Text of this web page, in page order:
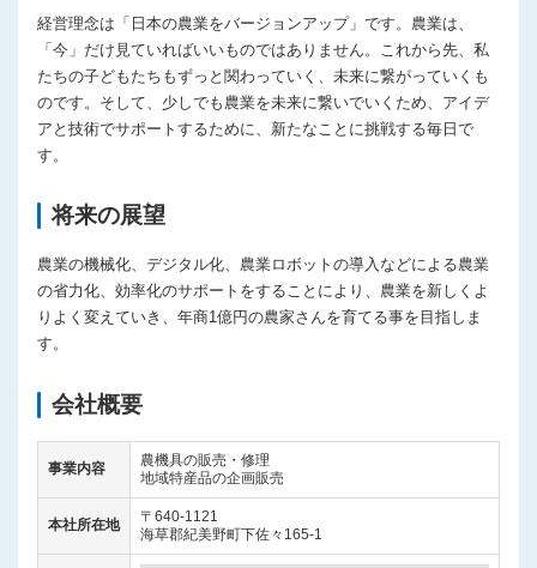
経営理念は「日本の農業をバージョンアップ」です。農業は、
「今」だけ見ていればいいものではありません。これから先、私
たちの子どもたちもずっと関わっていく、未来に繋がっていくも
のです。そして、少しでも農業を未来に繋いでいくため、アイデ
アと技術でサポートするために、新たなことに挑戦する毎日で
す。
将来の展望
農業の機械化、デジタル化、農業ロボットの導入などによる農業
の省力化、効率化のサポートをすることにより、農業を新しくよ
りよく変えていき、年商1億円の農家さんを育てる事を目指しま
す。
会社概要
事業内容
農機具の販売・修理
地域特産品の企画販売
本社所在地
〒640-1121
海草郡紀美野町下佐々165-1